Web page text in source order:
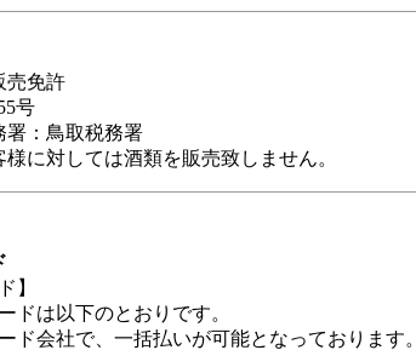
売免許
号
署：鳥取税務署
に対しては酒類を販売致しません。
】
ドは以下のとおりです。
ド会社で、一括払いが可能となっております。